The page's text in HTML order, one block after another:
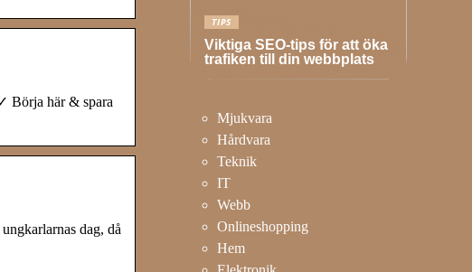
Börja här & spara
dag, då
TIPS
Viktiga SEO-tips för att öka
trafiken till din webbplats
Mjukvara
Hårdvara
Teknik
IT
Webb
Onlineshopping
Hem